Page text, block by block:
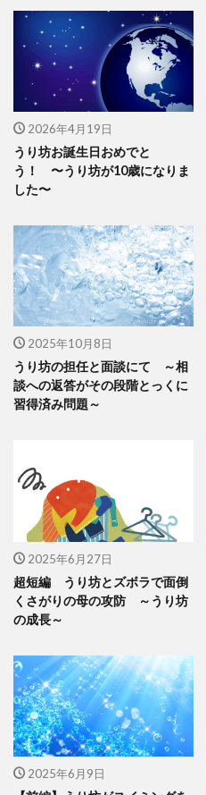
2026年4月19日
うり坊お誕生日おめでと
う！ 〜うり坊が10歳になりま
した〜
2025年10月8日
うり坊の担任と面談にて ～相
談への返答がその段階とっくに
習得済み問題～
2025年6月27日
超短編 うり坊とズボラで面倒
くさがりの母の攻防 ～うり坊
の成長～
2025年6月9日